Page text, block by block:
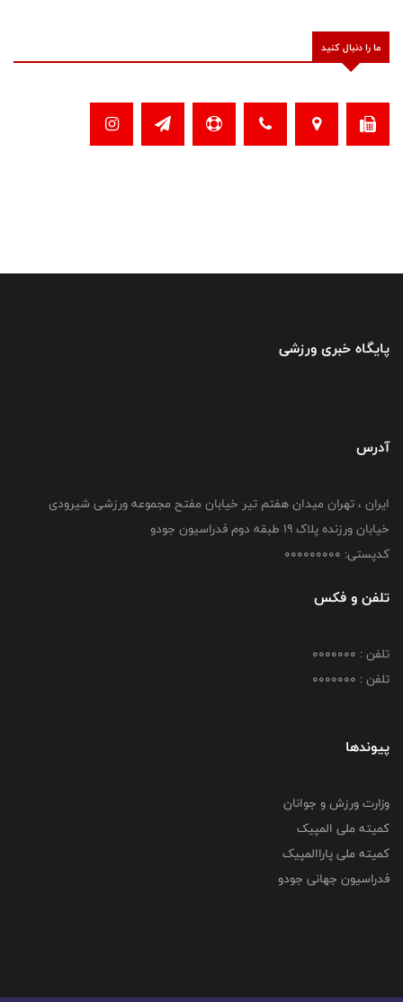
ما را دنبال کنید
پایگاه خبری ورزشی
آدرس
ایران ، تهران میدان هفتم تیر خیابان مفتح مجموعه ورزشی شیرودی
خیابان ورزنده پلاک ۱۹ طبقه دوم فدراسیون جودو
کدپستی: 000000000
تلفن و فکس
تلفن : 0000000
تلفن : 0000000
پیوندها
وزارت ورزش و جوانان
کمیته ملی المپیک
کمیته ملی پاراالمپیک
فدراسیون جهانی جودو